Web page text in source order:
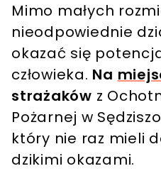
Mimo małych
nieodpowiednie
okazać się
człowieka. Na
strażaków z
Pożarnej w
który nie raz mieli
dzikimi okazami.